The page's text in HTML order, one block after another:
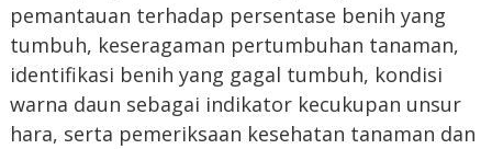
pemantauan terhadap persentase benih yang
tumbuh, keseragaman pertumbuhan tanaman,
identifikasi benih yang gagal tumbuh, kondisi
warna daun sebagai indikator kecukupan unsur
hara, serta pemeriksaan kesehatan tanaman dan